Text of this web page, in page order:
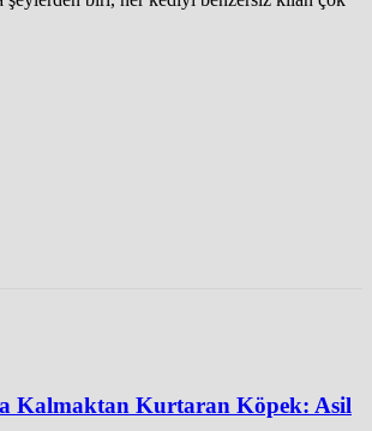
Kalmaktan Kurtaran Köpek: Asil